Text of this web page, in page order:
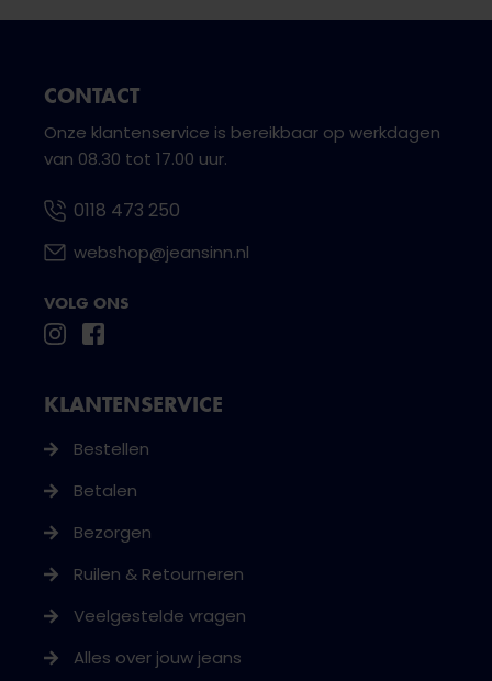
CONTACT
Onze klantenservice is bereikbaar op werkdagen
van 08.30 tot 17.00 uur.
0118 473 250
webshop@jeansinn.nl
VOLG ONS
KLANTENSERVICE
Bestellen
Betalen
Bezorgen
Ruilen & Retourneren
Veelgestelde vragen
Alles over jouw jeans